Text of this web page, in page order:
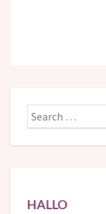
Search
for:
HALLO